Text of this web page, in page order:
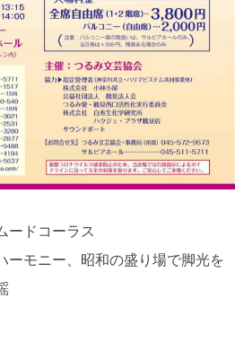
ードコーラス
ーモニー、昭和の盛り場で脚光を